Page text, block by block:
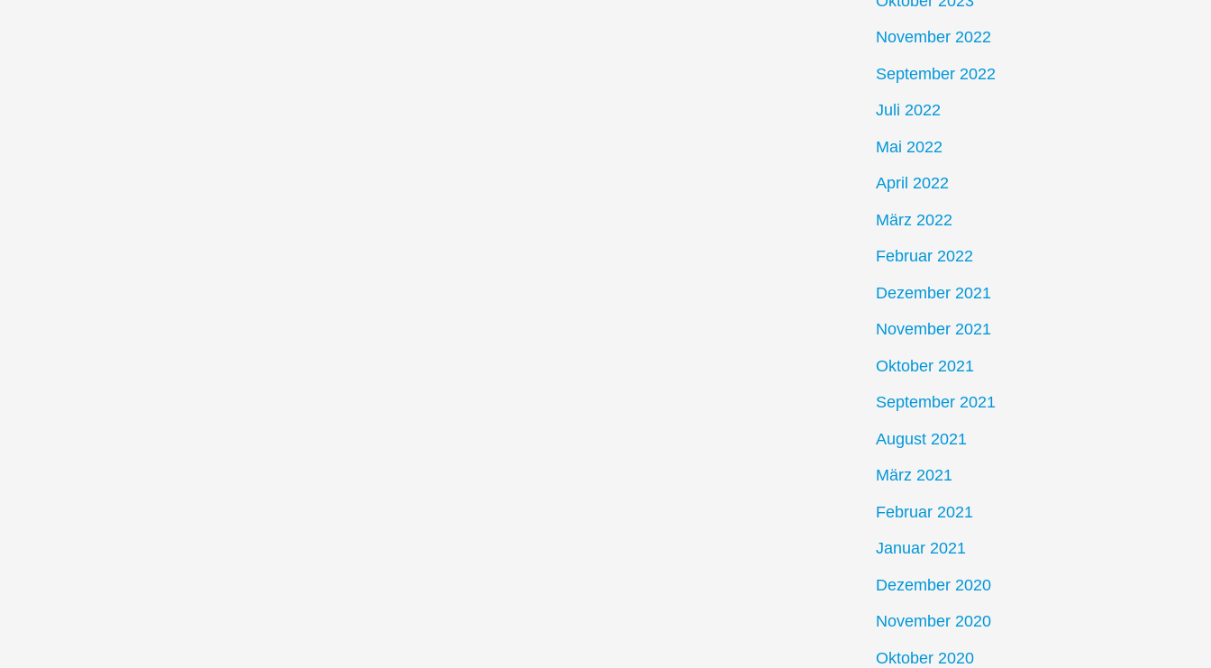
November 2022
September 2022
Juli 2022
Mai 2022
April 2022
März 2022
Februar 2022
Dezember 2021
November 2021
Oktober 2021
September 2021
August 2021
März 2021
Februar 2021
Januar 2021
Dezember 2020
November 2020
Oktober 2020